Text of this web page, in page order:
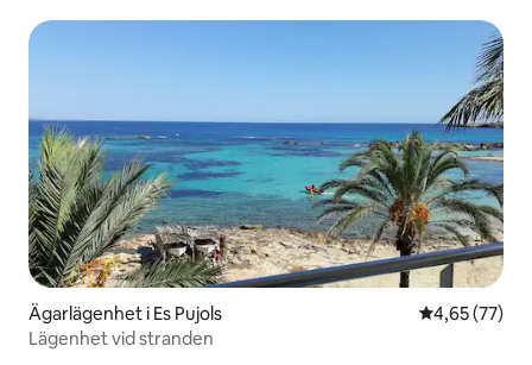
Ägarlägenhet i Es Pujols 4,65 av 5 i
4,65 (77)
Lägenhet vid stranden